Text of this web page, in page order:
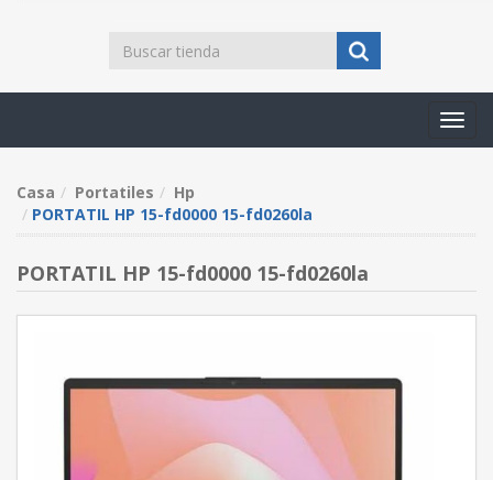
Casa Portatiles
Hp
PORTATIL HP 15-fd0000 15-fd0260la
PORTATIL HP 15-fd0000 15-fd0260la